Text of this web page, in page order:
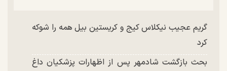
گریم عجیب نیکلاس کیج و کریستین بیل همه را شوکه
کرد
بحث بازگشت شادمهر پس از اظهارات پزشکیان داغ